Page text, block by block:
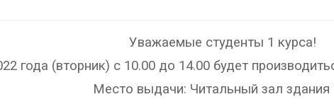
Уважаемые студенты 1 курса!
года (вторник) с 10.00 до 14.00 будет
Место выдачи: Читальный зал здания